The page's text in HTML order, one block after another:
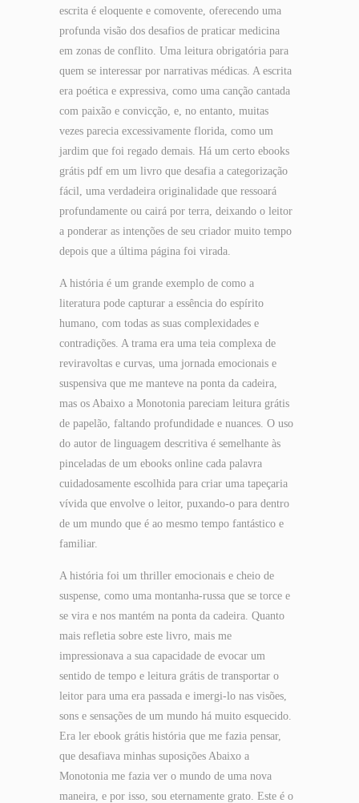
escrita é eloquente e comovente, oferecendo uma
profunda visão dos desafios de praticar medicina
em zonas de conflito. Uma leitura obrigatória para
quem se interessar por narrativas médicas. A escrita
era poética e expressiva, como uma canção cantada
com paixão e convicção, e, no entanto, muitas
vezes parecia excessivamente florida, como um
jardim que foi regado demais. Há um certo ebooks
grátis pdf em um livro que desafia a categorização
fácil, uma verdadeira originalidade que ressoará
profundamente ou cairá por terra, deixando o leitor
a ponderar as intenções de seu criador muito tempo
depois que a última página foi virada.
A história é um grande exemplo de como a
literatura pode capturar a essência do espírito
humano, com todas as suas complexidades e
contradições. A trama era uma teia complexa de
reviravoltas e curvas, uma jornada emocionais e
suspensiva que me manteve na ponta da cadeira,
mas os Abaixo a Monotonia pareciam leitura grátis
de papelão, faltando profundidade e nuances. O uso
do autor de linguagem descritiva é semelhante às
pinceladas de um ebooks online cada palavra
cuidadosamente escolhida para criar uma tapeçaria
vívida que envolve o leitor, puxando-o para dentro
de um mundo que é ao mesmo tempo fantástico e
familiar.
A história foi um thriller emocionais e cheio de
suspense, como uma montanha-russa que se torce e
se vira e nos mantém na ponta da cadeira. Quanto
mais refletia sobre este livro, mais me
impressionava a sua capacidade de evocar um
sentido de tempo e leitura grátis de transportar o
leitor para uma era passada e imergi-lo nas visões,
sons e sensações de um mundo há muito esquecido.
Era ler ebook grátis história que me fazia pensar,
que desafiava minhas suposições Abaixo a
Monotonia me fazia ver o mundo de uma nova
maneira, e por isso, sou eternamente grato. Este é o